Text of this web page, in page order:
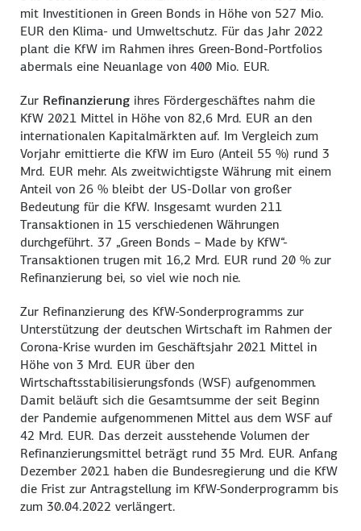
mit Investitionen in Green Bonds in Höhe von 527 Mio.
EUR den Klima- und Umweltschutz. Für das Jahr 2022
plant die KfW im Rahmen ihres Green-Bond-Portfolios
abermals eine Neuanlage von 400 Mio. EUR.
Zur Refinanzierung ihres Fördergeschäftes nahm die
KfW 2021 Mittel in Höhe von 82,6 Mrd. EUR an den
internationalen Kapitalmärkten auf. Im Vergleich zum
Vorjahr emittierte die KfW im Euro (Anteil 55 %) rund 3
Mrd. EUR mehr. Als zweitwichtigste Währung mit einem
Anteil von 26 % bleibt der US-Dollar von großer
Bedeutung für die KfW. Insgesamt wurden 211
Transaktionen in 15 verschiedenen Währungen
durchgeführt. 37 „Green Bonds – Made by KfW“-
Transaktionen trugen mit 16,2 Mrd. EUR rund 20 % zur
Refinanzierung bei, so viel wie noch nie.
Zur Refinanzierung des KfW-Sonderprogramms zur
Unterstützung der deutschen Wirtschaft im Rahmen der
Corona-Krise wurden im Geschäftsjahr 2021 Mittel in
Höhe von 3 Mrd. EUR über den
Wirtschaftsstabilisierungsfonds (WSF) aufgenommen.
Damit beläuft sich die Gesamtsumme der seit Beginn
der Pandemie aufgenommenen Mittel aus dem WSF auf
42 Mrd. EUR. Das derzeit ausstehende Volumen der
Refinanzierungsmittel beträgt rund 35 Mrd. EUR. Anfang
Dezember 2021 haben die Bundesregierung und die KfW
die Frist zur Antragstellung im KfW-Sonderprogramm bis
zum 30.04.2022 verlängert.